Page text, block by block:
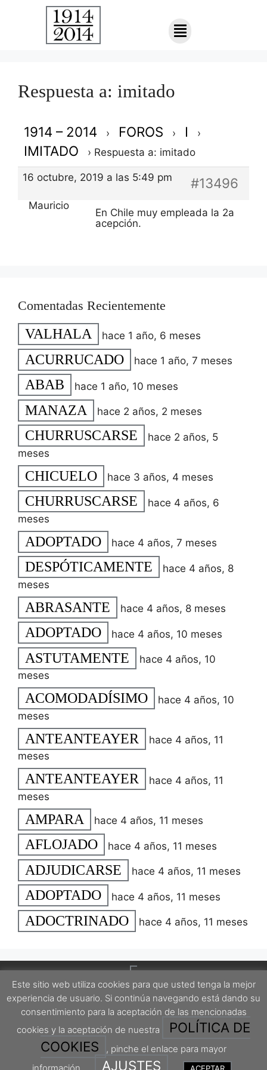
Respuesta a: imitado
1914 – 2014 › FOROS › I ›
IMITADO › Respuesta a: imitado
16 octubre, 2019 a las 5:49 pm #13496
Mauricio
En Chile muy empleada la 2a
acepción.
Comentadas Recientemente
VALHALA hace 1 año, 6 meses
ACURRUCADO hace 1 año, 7 meses
ABAB hace 1 año, 10 meses
MANAZA hace 2 años, 2 meses
CHURRUSCARSE
hace 2 años, 5
meses
CHICUELO hace 3 años, 4 meses
CHURRUSCARSE
hace 4 años, 6
meses
ADOPTADO hace 4 años, 7 meses
DESPÓTICAMENTE
hace 4 años, 8
meses
ABRASANTE hace 4 años, 8 meses
ADOPTADO hace 4 años, 10 meses
ASTUTAMENTE
hace 4 años, 10
meses
ACOMODADÍSIMO
hace 4 años, 10
meses
ANTEANTEAYER
hace 4 años, 11
meses
ANTEANTEAYER
hace 4 años, 11
meses
AMPARA hace 4 años, 11 meses
AFLOJADO hace 4 años, 11 meses
ADJUDICARSE hace 4 años, 11 meses
ADOPTADO hace 4 años, 11 meses
ADOCTRINADO hace 4 años, 11 meses
Este proyecto está protegido por una licencia Creative Commons Attribution-
ShareAlike 4.0 International License.
Este sitio web utiliza cookies para que usted tenga la mejor
experiencia de usuario. Si continúa navegando está dando su
consentimiento para la aceptación de las mencionadas
cookies y la aceptación de nuestra
POLÍTICA DE
COOKIES
, pinche el enlace para mayor
información.
AJUSTES ACEPTAR